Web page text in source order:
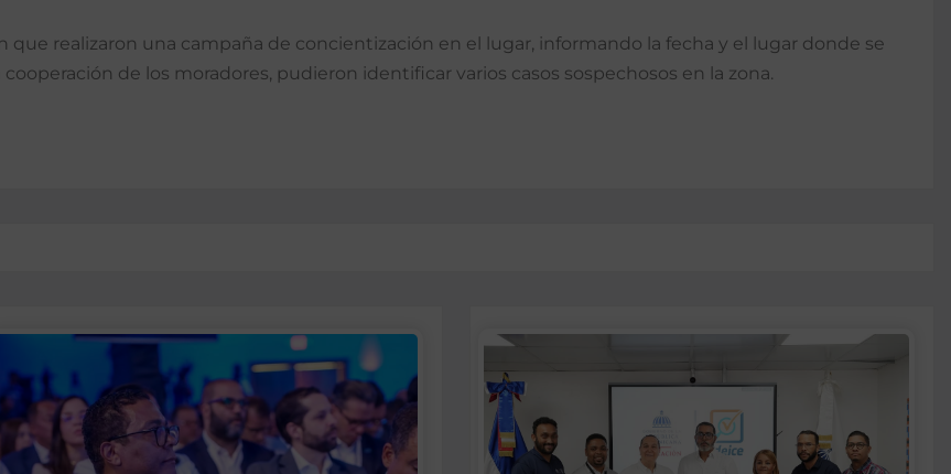
que realizaron una campaña de concientización en el lugar, informando la fecha y el lugar donde se
de los moradores, pudieron identificar varios casos sospechosos en la zona.